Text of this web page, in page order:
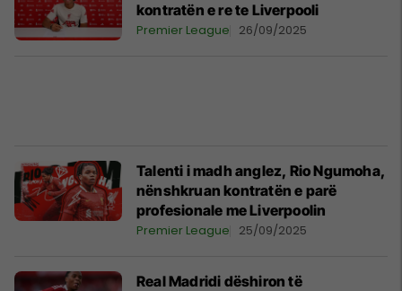
kontratën e re te Liverpooli
Premier League 26/09/2025
Talenti i madh anglez, Rio Ngumoha,
nënshkruan kontratën e parë
profesionale me Liverpoolin
Premier League 25/09/2025
Real Madridi dëshiron të